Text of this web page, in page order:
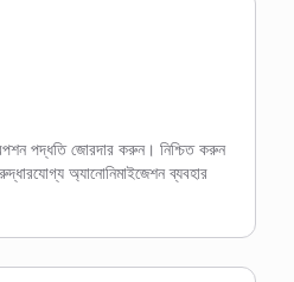
পদ্ধতি জোরদার করুন। নিশ্চিত করুন
অ্যানোনিমাইজেশন ব্যবহার